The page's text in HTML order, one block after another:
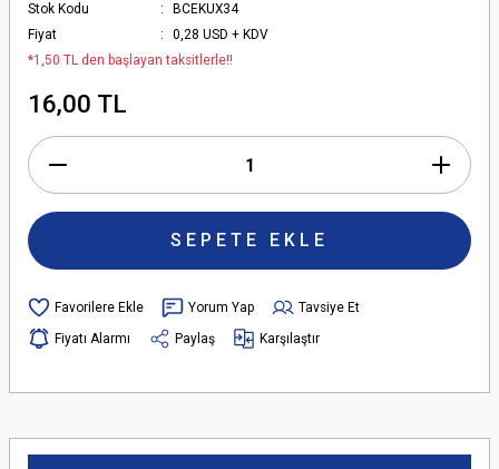
Stok Kodu
BCEKUX34
Fiyat
0,28 USD + KDV
*1,50 TL den başlayan taksitlerle!!
16,00 TL
SEPETE EKLE
Yorum Yap
Tavsiye Et
Fiyatı Alarmı
Paylaş Karşılaştır